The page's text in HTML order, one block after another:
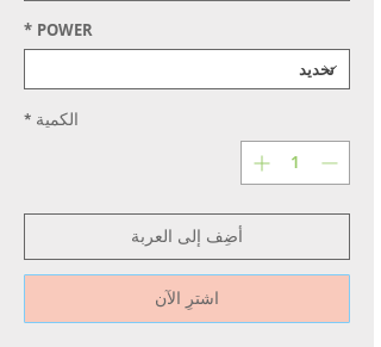
POWER
*
الكمية *
أضِف إلى العربة
اشترِ الآن